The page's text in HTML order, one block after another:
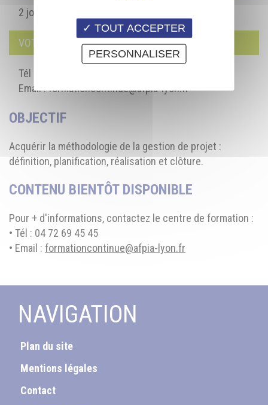
2 jours
VOTRE CONTACT
Tél : 04 72 69 45 45
Email :formationcontinue@afpia-lyon.fr
OBJECTIF
Acquérir la méthodologie de la gestion de projet :
définition, planification, réalisation et clôture.
CONTENU BIENTÔT DISPONIBLE
Pour + d'informations, contactez le centre de formation :
• Tél : 04 72 69 45 45
• Email : formationcontinue@afpia-lyon.fr
NAVIGATION
Plan du site
Mentions légales
Contact
TOUT ACCEPTER
PERSONNALISER